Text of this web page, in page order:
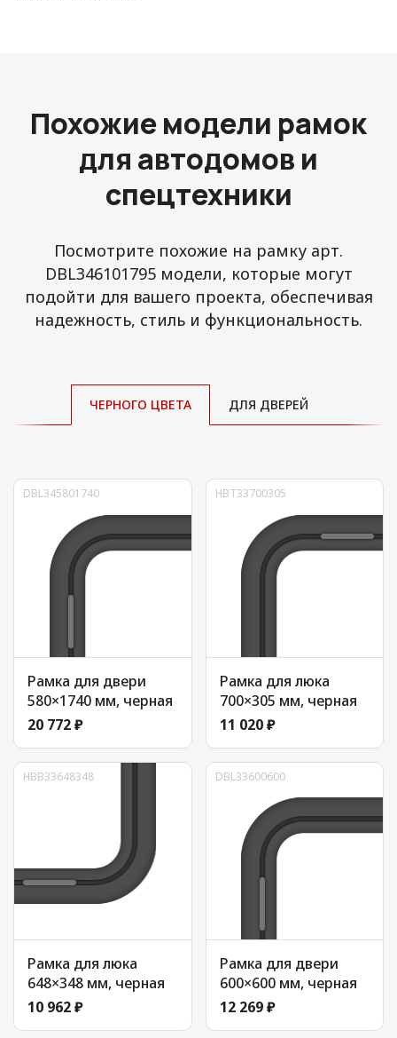
Похожие модели рамок
для автодомов и
спецтехники
Посмотрите похожие на рамку арт.
DBL346101795 модели, которые могут
подойти для вашего проекта, обеспечивая
надежность, стиль и функциональность.
ЧЕРНОГО ЦВЕТА ДЛЯ ДВЕРЕЙ
DBL345801740
Рамка для двери
580×1740 мм, черная
20 772 ₽
HBT33700305
Рамка для люка
700×305 мм, черная
11 020 ₽
HBB33648348
Рамка для люка
648×348 мм, черная
10 962 ₽
DBL33600600
Рамка для двери
600×600 мм, черная
12 269 ₽